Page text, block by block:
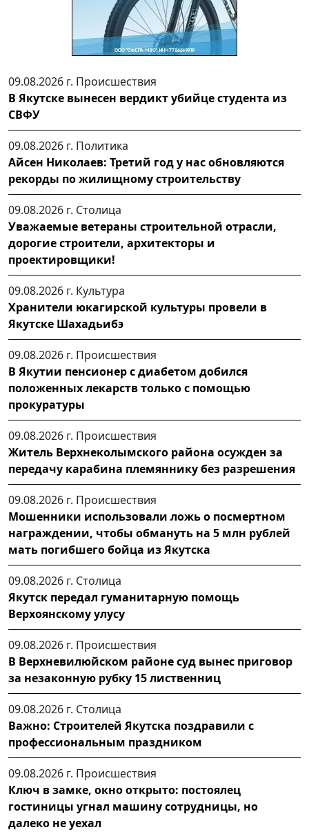
09.08.2026 г. Происшествия
В Якутске вынесен вердикт убийце студента из
СВФУ
09.08.2026 г. Политика
Айсен Николаев: Третий год у нас обновляются
рекорды по жилищному строительству
09.08.2026 г. Столица
Уважаемые ветераны строительной отрасли,
дорогие строители, архитекторы и
проектировщики!
09.08.2026 г. Культура
Хранители юкагирской культуры провели в
Якутске Шахадьибэ
09.08.2026 г. Происшествия
В Якутии пенсионер с диабетом добился
положенных лекарств только с помощью
прокуратуры
09.08.2026 г. Происшествия
Житель Верхнеколымского района осужден за
передачу карабина племяннику без разрешения
09.08.2026 г. Происшествия
Мошенники использовали ложь о посмертном
награждении, чтобы обмануть на 5 млн рублей
мать погибшего бойца из Якутска
09.08.2026 г. Столица
Якутск передал гуманитарную помощь
Верхоянскому улусу
09.08.2026 г. Происшествия
В Верхневилюйском районе суд вынес приговор
за незаконную рубку 15 лиственниц
09.08.2026 г. Столица
Важно: Строителей Якутска поздравили с
профессиональным праздником
09.08.2026 г. Происшествия
Ключ в замке, окно открыто: постоялец
гостиницы угнал машину сотрудницы, но
далеко не уехал